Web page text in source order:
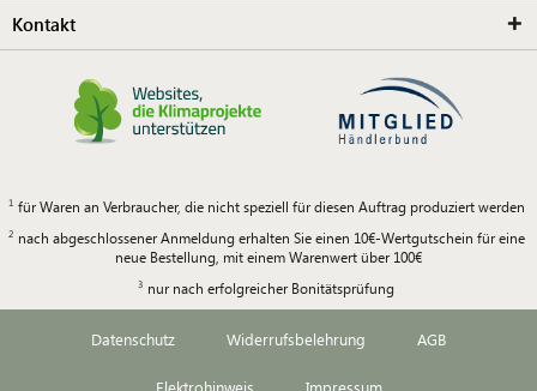
Kontakt
für Waren an Verbraucher, die nicht speziell für diesen Auftrag produziert werden
nach abgeschlossener Anmeldung erhalten Sie einen 10€-Wertgutschein für eine
neue Bestellung, mit einem Warenwert über 100€
nur nach erfolgreicher Bonitätsprüfung
Datenschutz Widerrufsbelehrung AGB
Elektrohinweis Impressum